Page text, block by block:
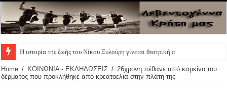
Η ιστορία της ζωής του Νίκου Ξυλούρη γίνεται θεατρική παράσταση – Οι πρωτ
Home / ΚΟΙΝΩΝΙΑ - ΕΚΔΗΛΩΣΕΙΣ / 26χρονη πέθανε από καρκίνο του
δέρματος που προκλήθηκε από κρεατοελιά στην πλάτη της